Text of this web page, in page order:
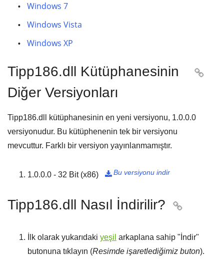
Windows 7
Windows Vista
Windows XP
Tipp186.dll Kütüphanesinin
Diğer Versiyonları

Tipp186.dll kütüphanesinin en yeni versiyonu, 1.0.0.0
versiyonudur. Bu kütüphenenin tek bir versiyonu
mevcuttur. Farklı bir versiyon yayınlanmamıştır.
1.0.0.0 - 32 Bit (x86) Bu versiyonu indir

Tipp186.dll Nasıl İndirilir? 
İlk olarak yukarıdaki yeşil arkaplana sahip " İndir"
butonuna tıklayın (Resimde işaretlediğimiz buton).